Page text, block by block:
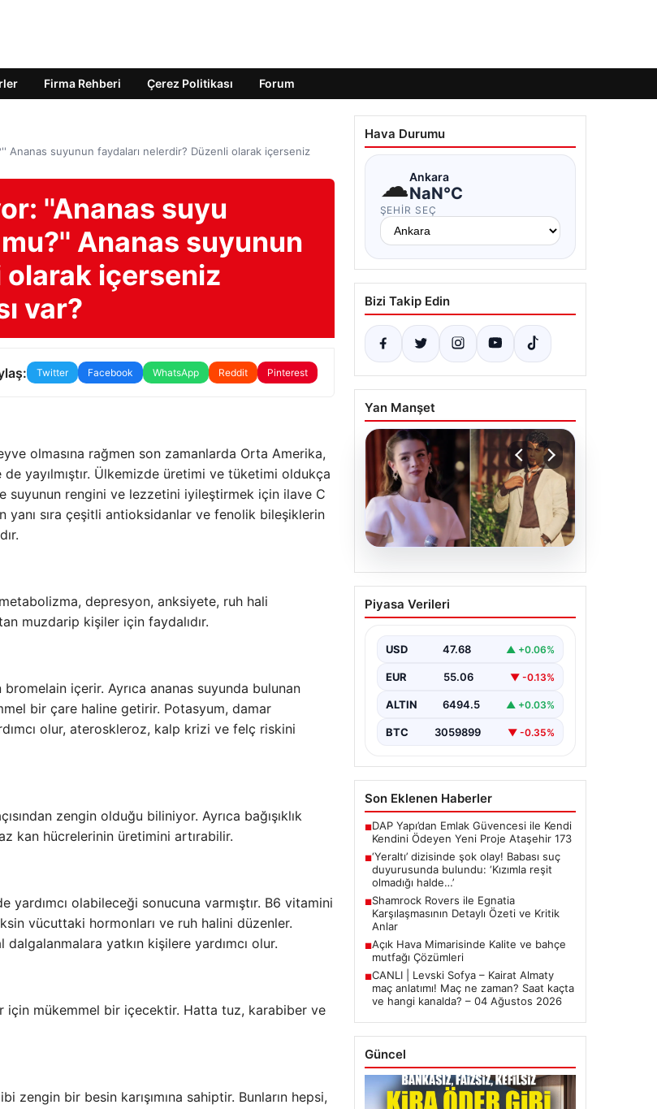
Firma Rehberi Çerez Politikası Forum
Ananas suyunun faydaları nelerdir? Düzenli olarak içerseniz
''Ananas suyu
mu?'' Ananas suyunun
olarak içerseniz
var?
Twitter Facebook WhatsApp Reddit Pinterest
olmasına rağmen son zamanlarda Orta Amerika,
yayılmıştır. Ülkemizde üretimi ve tüketimi oldukça
suyunun rengini ve lezzetini iyileştirmek için ilave C
sıra çeşitli antioksidanlar ve fenolik bileşiklerin
depresyon, anksiyete, ruh hali
muzdarip kişiler için faydalıdır.
içerir. Ayrıca ananas suyunda bulunan
bir çare haline getirir. Potasyum, damar
olur, ateroskleroz, kalp krizi ve felç riskini
zengin olduğu biliniyor. Ayrıca bağışıklık
kan hücrelerinin üretimini artırabilir.
olabileceği sonucuna varmıştır. B6 vitamini
vücuttaki hormonları ve ruh halini düzenler.
yatkın kişilere yardımcı olur.
için mükemmel bir içecektir. Hatta tuz, karabiber ve
bir besin karışımına sahiptir. Bunların hepsi,
Hava Durumu
☁Ankara
NaN°C
ŞEHIR SEÇ
Bizi Takip Edin
Yan Manşet
05.08.2026
‘Yeraltı’ dizisinde şok
olay! Babası suç
‘Kızımla reşit olmadığı
halde…’
Piyasa Verileri
USD 47.68 ▲ +0.06%
EUR 55.06 ▼ -0.13%
ALTIN 6494.5 ▲ +0.03%
BTC 3059899 ▼ -0.35%
Son Eklenen Haberler
■DAP Yapı’dan Emlak Güvencesi ile Kendi
Kendini Ödeyen Yeni Proje Ataşehir 173
■‘Yeraltı’ dizisinde şok olay! Babası suç
duyurusunda bulundu: ‘Kızımla reşit
olmadığı halde…’
■Shamrock Rovers ile Egnatia
Karşılaşmasının Detaylı Özeti ve Kritik
Anlar
■Açık Hava Mimarisinde Kalite ve bahçe
mutfağı Çözümleri
■CANLI | Levski Sofya – Kairat Almaty
maç anlatımı! Maç ne zaman? Saat kaçta
ve hangi kanalda? – 04 Ağustos 2026
Güncel